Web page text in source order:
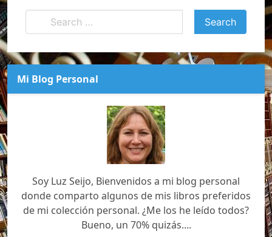
Mi Blog Personal
Soy Luz Seijo, Bienvenidos a mi blog personal
donde comparto algunos de mis libros preferidos
de mi colección personal. ¿Me los he leído todos?
Bueno, un 70% quizás....